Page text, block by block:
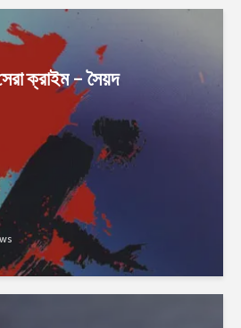
ক্রাইম – সৈয়দ